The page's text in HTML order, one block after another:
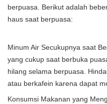
berpuasa. Berikut adalah
haus saat berpuasa:
Minum Air Secukupnya saat
yang cukup saat berbuka
hilang selama berpuasa.
atau berkafein karena dapat
Konsumsi Makanan yang